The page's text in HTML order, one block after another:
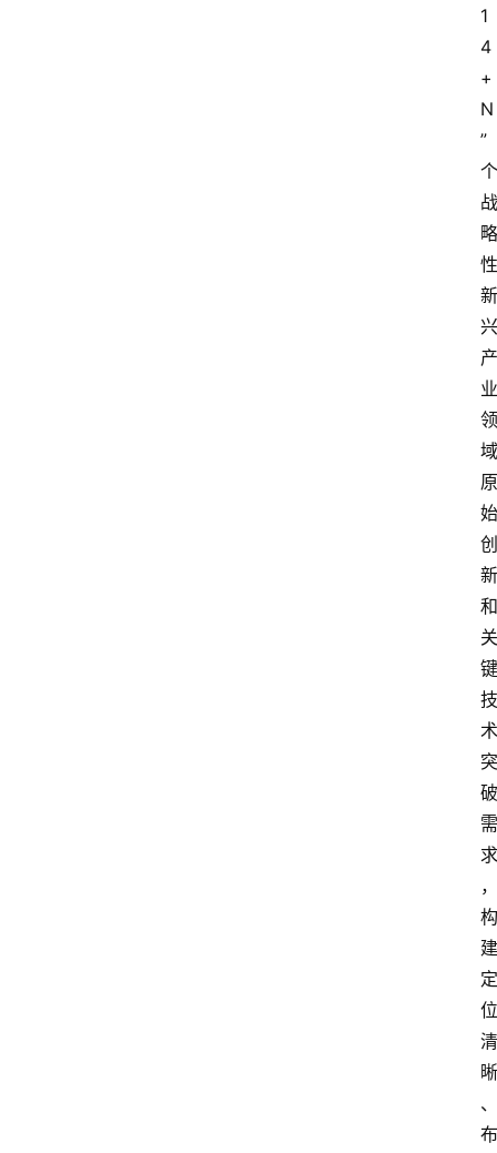
1
4
+
N
”
个
战
略
性
新
兴
产
业
领
域
原
始
创
新
和
关
键
技
术
突
破
需
求
，
构
建
定
位
清
晰
、
布